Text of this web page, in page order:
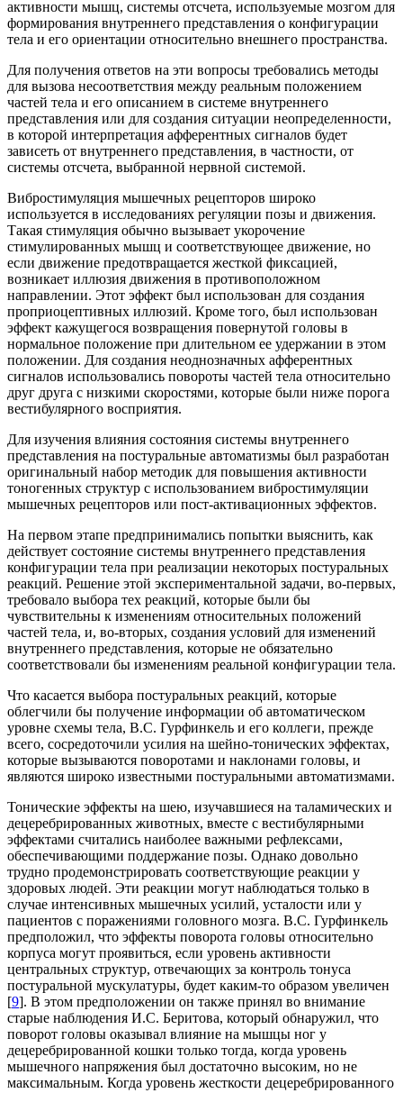
активности мышц, системы отсчета, используемые мозгом для
формирования внутреннего представления о конфигурации
тела и его ориентации относительно внешнего пространства.
Для получения ответов на эти вопросы требовались методы
для вызова несоответствия между реальным положением
частей тела и его описанием в системе внутреннего
представления или для создания ситуации неопределенности,
в которой интерпретация афферентных сигналов будет
зависеть от внутреннего представления, в частности, от
системы отсчета, выбранной нервной системой.
Вибростимуляция мышечных рецепторов широко
используется в исследованиях регуляции позы и движения.
Такая стимуляция обычно вызывает укорочение
стимулированных мышц и соответствующее движение, но
если движение предотвращается жесткой фиксацией,
возникает иллюзия движения в противоположном
направлении. Этот эффект был использован для создания
проприоцептивных иллюзий. Кроме того, был использован
эффект кажущегося возвращения повернутой головы в
нормальное положение при длительном ее удержании в этом
положении. Для создания неоднозначных афферентных
сигналов использовались повороты частей тела относительно
друг друга с низкими скоростями, которые были ниже порога
вестибулярного восприятия.
Для изучения влияния состояния системы внутреннего
представления на постуральные автоматизмы был разработан
оригинальный набор методик для повышения активности
тоногенных структур с использованием вибростимуляции
мышечных рецепторов или пост-активационных эффектов.
На первом этапе предпринимались попытки выяснить, как
действует состояние системы внутреннего представления
конфигурации тела при реализации некоторых постуральных
реакций. Решение этой экспериментальной задачи, во-первых,
требовало выбора тех реакций, которые были бы
чувствительны к изменениям относительных положений
частей тела, и, во-вторых, создания условий для изменений
внутреннего представления, которые не обязательно
соответствовали бы изменениям реальной конфигурации тела.
Что касается выбора постуральных реакций, которые
облегчили бы получение информации об автоматическом
уровне схемы тела, В.С. Гурфинкель и его коллеги, прежде
всего, сосредоточили усилия на шейно-тонических эффектах,
которые вызываются поворотами и наклонами головы, и
являются широко известными постуральными автоматизмами.
Тонические эффекты на шею, изучавшиеся на таламических и
децеребрированных животных, вместе с вестибулярными
эффектами считались наиболее важными рефлексами,
обеспечивающими поддержание позы. Однако довольно
трудно продемонстрировать соответствующие реакции у
здоровых людей. Эти реакции могут наблюдаться только в
случае интенсивных мышечных усилий, усталости или у
пациентов с поражениями головного мозга. В.С. Гурфинкель
предположил, что эффекты поворота головы относительно
корпуса могут проявиться, если уровень активности
центральных структур, отвечающих за контроль тонуса
постуральной мускулатуры, будет каким-то образом увеличен
[9]. В этом предположении он также принял во внимание
старые наблюдения И.С. Беритова, который обнаружил, что
поворот головы оказывал влияние на мышцы ног у
децеребрированной кошки только тогда, когда уровень
мышечного напряжения был достаточно высоким, но не
максимальным. Когда уровень жесткости децеребрированного